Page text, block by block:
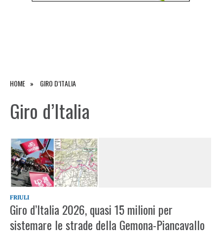
HOME GIRO D’ITALIA
Giro d’Italia
FRIULI
Giro d’Italia 2026, quasi 15 milioni per
sistemare le strade della Gemona-Piancavallo